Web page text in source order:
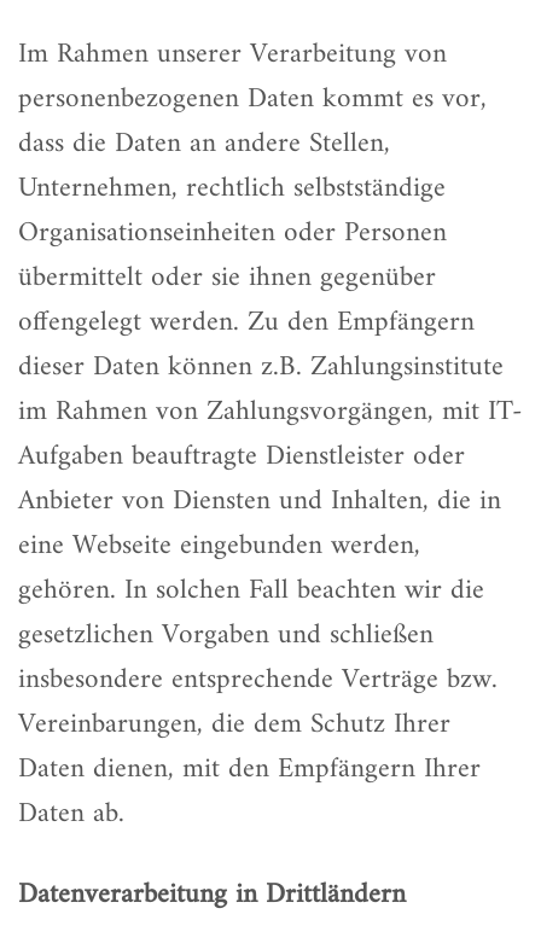
Im Rahmen unserer Verarbeitung von
personenbezogenen Daten kommt es vor,
dass die Daten an andere Stellen,
Unternehmen, rechtlich selbstständige
Organisationseinheiten oder Personen
übermittelt oder sie ihnen gegenüber
offengelegt werden. Zu den Empfängern
dieser Daten können z.B. Zahlungsinstitute
im Rahmen von Zahlungsvorgängen, mit IT-
Aufgaben beauftragte Dienstleister oder
Anbieter von Diensten und Inhalten, die in
eine Webseite eingebunden werden,
gehören. In solchen Fall beachten wir die
gesetzlichen Vorgaben und schließen
insbesondere entsprechende Verträge bzw.
Vereinbarungen, die dem Schutz Ihrer
Daten dienen, mit den Empfängern Ihrer
Daten ab.
Datenverarbeitung in Drittländern